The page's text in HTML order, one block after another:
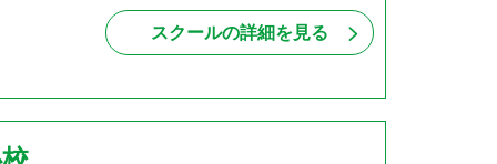
スクールの詳細を見る